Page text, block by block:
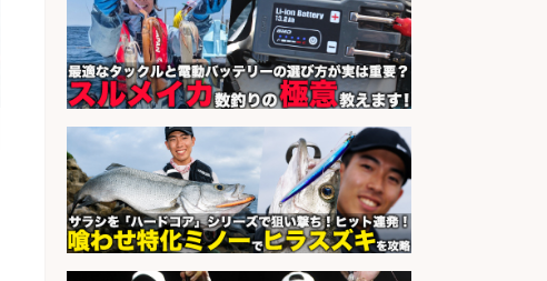
給1,425円」沼津市足高の釣り具メ
ーカーで受注処理・見積作成の営業
事務/服装髪色ネイル自由・マニュ
アル完備で未経験OK&土日祝休み/
静岡県/沼津市
会社名
株式会社セイノースタッフサー
ビス
sponsored by 求人ボックス